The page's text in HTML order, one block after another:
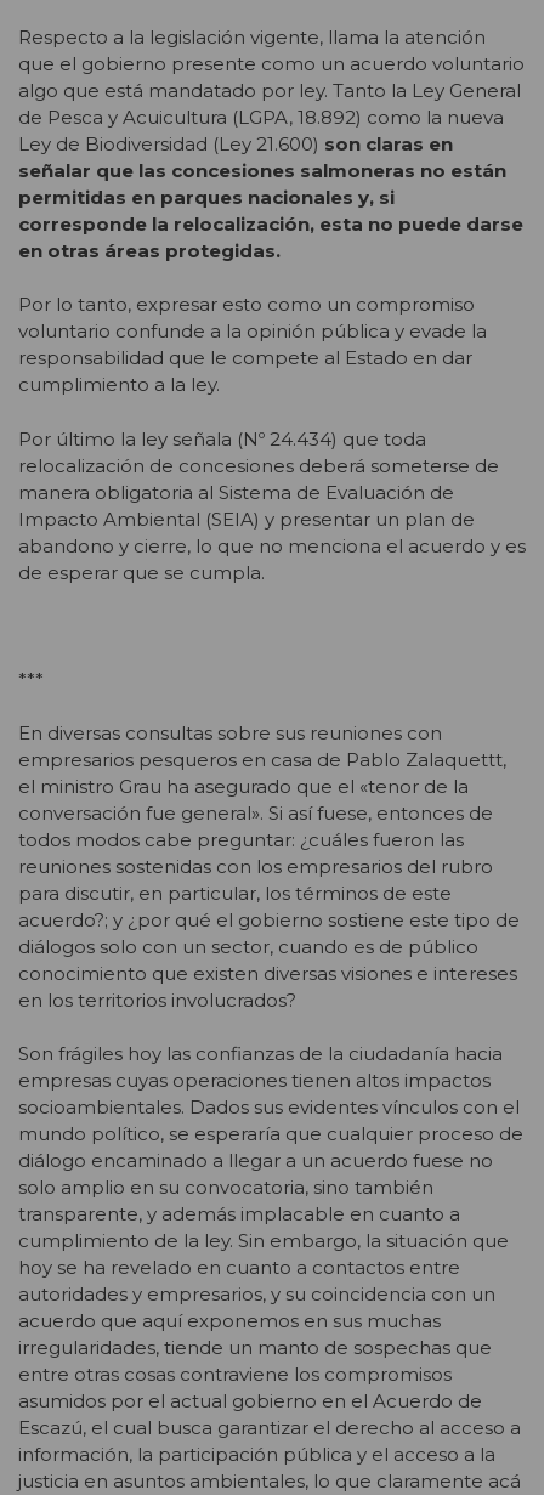
Respecto a la legislación vigente, llama la atención
que el gobierno presente como un acuerdo voluntario
algo que está mandatado por ley. Tanto la Ley General
de Pesca y Acuicultura (LGPA, 18.892) como la nueva
Ley de Biodiversidad (Ley 21.600) son claras en
señalar que las concesiones salmoneras no están
permitidas en parques nacionales y, si
corresponde la relocalización, esta no puede darse
en otras áreas protegidas.
Por lo tanto, expresar esto como un compromiso
voluntario confunde a la opinión pública y evade la
responsabilidad que le compete al Estado en dar
cumplimiento a la ley.
Por último la ley señala (Nº 24.434) que toda
relocalización de concesiones deberá someterse de
manera obligatoria al Sistema de Evaluación de
Impacto Ambiental (SEIA) y presentar un plan de
abandono y cierre, lo que no menciona el acuerdo y es
de esperar que se cumpla.
***
En diversas consultas sobre sus reuniones con
empresarios pesqueros en casa de Pablo Zalaquettt,
el ministro Grau ha asegurado que el «tenor de la
conversación fue general». Si así fuese, entonces de
todos modos cabe preguntar: ¿cuáles fueron las
reuniones sostenidas con los empresarios del rubro
para discutir, en particular, los términos de este
acuerdo?; y ¿por qué el gobierno sostiene este tipo de
diálogos solo con un sector, cuando es de público
conocimiento que existen diversas visiones e intereses
en los territorios involucrados?
Son frágiles hoy las confianzas de la ciudadanía hacia
empresas cuyas operaciones tienen altos impactos
socioambientales. Dados sus evidentes vínculos con el
mundo político, se esperaría que cualquier proceso de
diálogo encaminado a llegar a un acuerdo fuese no
solo amplio en su convocatoria, sino también
transparente, y además implacable en cuanto a
cumplimiento de la ley. Sin embargo, la situación que
hoy se ha revelado en cuanto a contactos entre
autoridades y empresarios, y su coincidencia con un
acuerdo que aquí exponemos en sus muchas
irregularidades, tiende un manto de sospechas que
entre otras cosas contraviene los compromisos
asumidos por el actual gobierno en el Acuerdo de
Escazú, el cual busca garantizar el derecho al acceso a
información, la participación pública y el acceso a la
justicia en asuntos ambientales, lo que claramente acá